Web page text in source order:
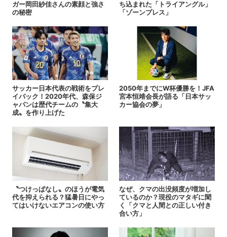
ガー岡田紗佳さんの素顔と強さ
の秘密
ち込まれた「トライアングル」
「ゾーンプレス」
サッカー日本代表の戦術をプレ
イバック！2020年代、森保ジ
ャパンは歴代チームの〝集大
成〟を作り上げた
2050年までにW杯優勝を！JFA
宮本恒靖会長が語る「日本サッ
カー協会の夢」
〝つけっぱなし〟のほうが電気
代を抑えられる？猛暑日にやっ
てはいけないエアコンの使い方
なぜ、クマの出没頻度が増加し
ているのか？現役のマタギに聞
く「クマと人間との正しい付き
合い方」